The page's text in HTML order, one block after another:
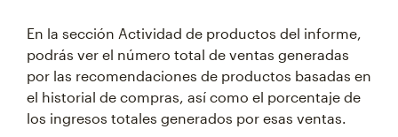
En la sección Actividad de productos del informe,
podrás ver el número total de ventas generadas
por las recomendaciones de productos basadas en
el historial de compras, así como el porcentaje de
los ingresos totales generados por esas ventas.